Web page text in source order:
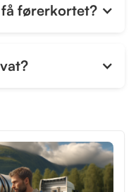
førerkortet?